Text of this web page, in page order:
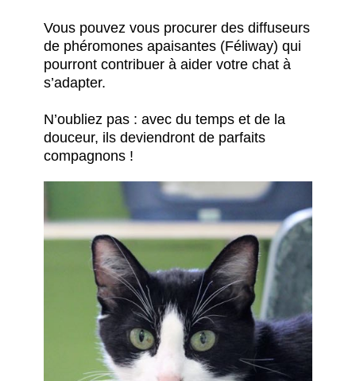
Vous pouvez vous procurer des diffuseurs
de phéromones apaisantes (Féliway) qui
pourront contribuer à aider votre chat à
s’adapter.
N’oubliez pas : avec du temps et de la
douceur, ils deviendront de parfaits
compagnons !